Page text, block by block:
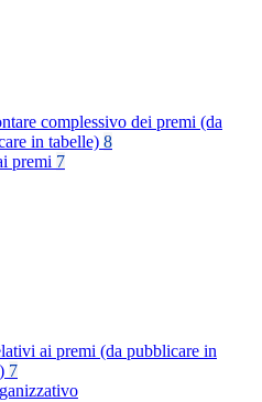
complessivo dei premi (da
in tabelle) 8
premi 7
ai premi (da pubblicare in
7